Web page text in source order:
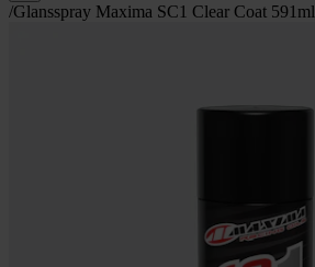
/Glansspray Maxima SC1 Clear Coat 591ml